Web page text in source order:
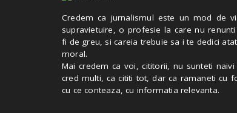
Credem ca jurnalismul este un mod de
supravietuire, o profesie la care nu
fi de greu, si careia trebuie sa i te dedici
moral.
Mai credem ca voi, cititorii, nu sunteti
cred multi, ca cititi tot, dar ca ramaneti cu
cu ce conteaza, cu informatia relevanta.